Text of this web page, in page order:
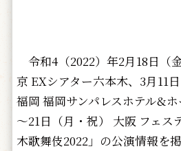
令和4（2022）年2月18日（
京 EXシアター六本木、3月11
福岡 福岡サンパレスホテル&ホ
～21日（月・祝） 大阪 フェス
木歌舞伎2022」の公演情報を